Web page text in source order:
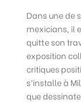
Dans une de
mexicians, il
quitte son
exposition
critiques
s’installe à
que